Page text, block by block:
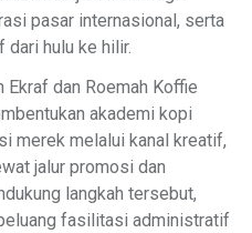
pasar internasional, serta
hulu ke hilir.
Ekraf dan Roemah Koffie
akademi kopi
merek melalui kanal kreatif,
jalur promosi dan
langkah tersebut,
fasilitasi administratif